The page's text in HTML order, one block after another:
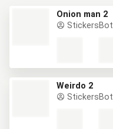
Onion man 2
StickersBot
Weirdo 2
StickersBot